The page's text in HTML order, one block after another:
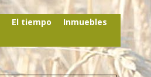
El tiempo
Inmuebles